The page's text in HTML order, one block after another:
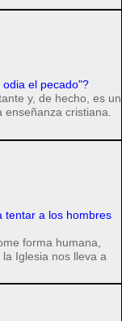
el pecado"?
y, de hecho, es un
enseñanza cristiana.
tentar a los hombres
forma humana,
Iglesia nos lleva a